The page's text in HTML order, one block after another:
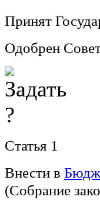
Принят
Одобрен
Статья 1
Внести в
(Собрание